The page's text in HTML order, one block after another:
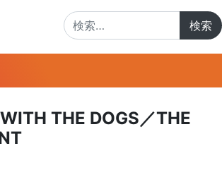
THE DOGS／THE